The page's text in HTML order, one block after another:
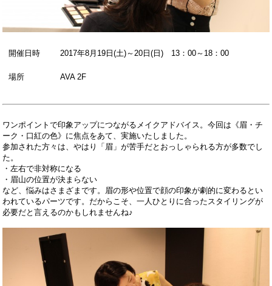
開催日時 2017年8月19日(土)～20日(日) 13：00～18：00
場所 AVA 2F
ワンポイントで印象アップにつながるメイクアドバイス。今回は《眉・チ
ーク・口紅の色》に焦点をあて、実施いたしました。
参加された方々は、やはり「眉」が苦手だとおっしゃられる方が多数でし
た。
・左右で非対称になる
・眉山の位置が決まらない
など、悩みはさまざまです。眉の形や位置で顔の印象が劇的に変わるとい
われているパーツです。だからこそ、一人ひとりに合ったスタイリングが
必要だと言えるのかもしれませんね♪